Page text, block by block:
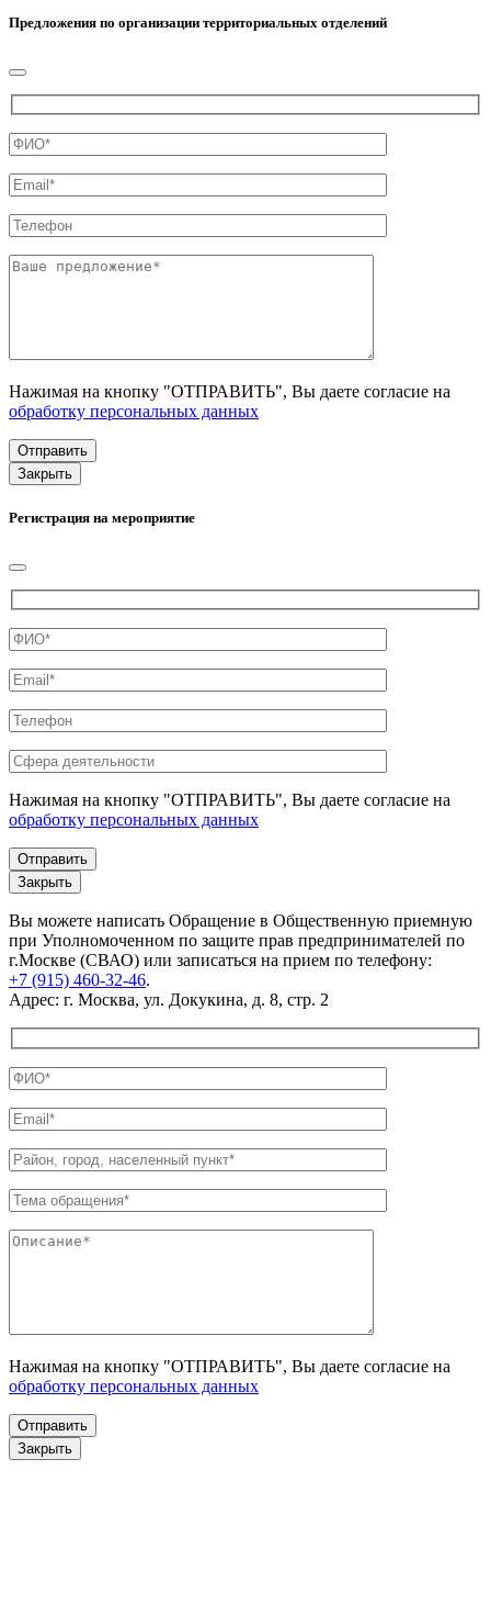
Предложения по организации территориальных отделений
Нажимая на кнопку "ОТПРАВИТЬ", Вы даете согласие на
обработку персональных данных
Закрыть
Регистрация на мероприятие
Нажимая на кнопку "ОТПРАВИТЬ", Вы даете согласие на
обработку персональных данных
Закрыть
Вы можете написать Обращение в Общественную приемную
при Уполномоченном по защите прав предпринимателей по
г.Москве (СВАО) или записаться на прием по телефону:
+7 (915) 460-32-46.
Адрес: г. Москва, ул. Докукина, д. 8, стр. 2
Нажимая на кнопку "ОТПРАВИТЬ", Вы даете согласие на
обработку персональных данных
Закрыть